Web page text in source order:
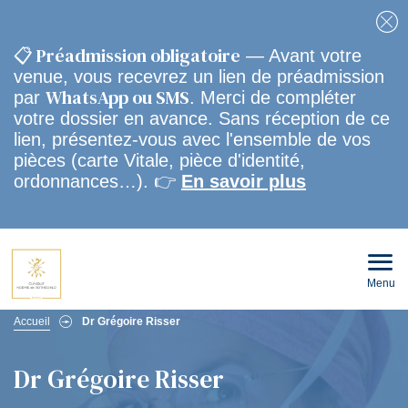
📋 Préadmission obligatoire — Avant votre
venue, vous recevrez un lien de préadmission
par WhatsApp ou SMS. Merci de compléter
votre dossier en avance. Sans réception de ce
lien, présentez-vous avec l'ensemble de vos
pièces (carte Vitale, pièce d'identité,
ordonnances…). 👉 En savoir plus
Menu
menu
Fil
d'Ariane
Accueil Dr Grégoire Risser
Dr Grégoire Risser